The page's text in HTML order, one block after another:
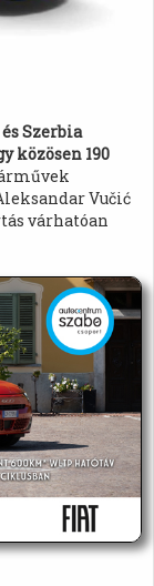
Szerbia
közösen 190
Vučić
várhatóan